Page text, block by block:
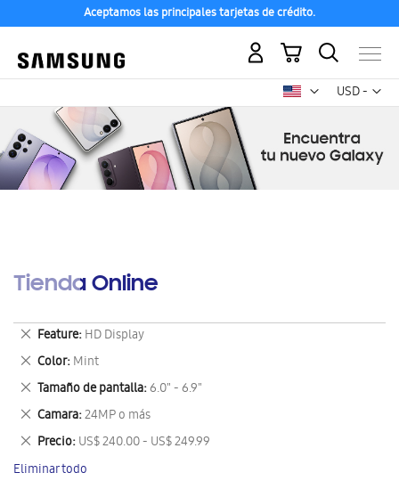
Aceptamos las principales tarjetas de crédito.
USD -
dólar
Mi carrito
Tienda Online
Feature HD Display
Eliminar
este
artículo
Color Mint
Eliminar
este
artículo
Tamaño de pantalla 6.0" - 6.9"
Eliminar
este
artículo
Camara 24MP o más
Eliminar
este
artículo
Precio US$ 240.00 - US$ 249.99
Eliminar
este
artículo
Eliminar todo